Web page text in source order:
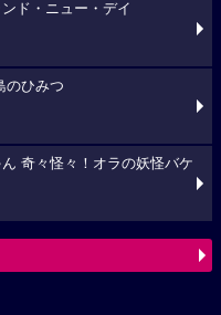
ド・ニュー・デイ
のひみつ
奇々怪々！オラの妖怪バケ